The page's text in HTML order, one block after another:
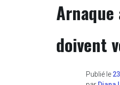
doivent
Publié le